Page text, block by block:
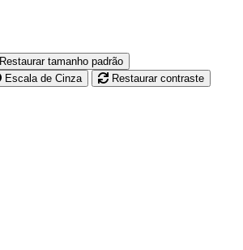
Restaurar tamanho padrão
Escala de Cinza
Restaurar contraste